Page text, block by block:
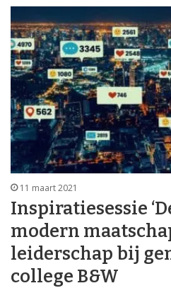
11 maart 2021
Inspiratiesessie
modern
leiderschap bij
college B&W